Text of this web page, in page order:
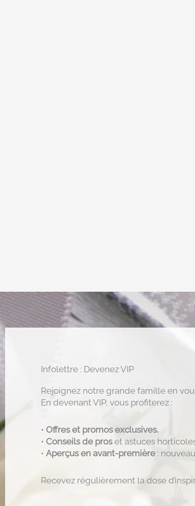
Infolettre : Devenez VIP
Rejoignez notre grande famille en
En devenant VIP, vous profiterez :
• Offres et promos exclusives.
• Conseils de proset astuces
• Aperçus en avant-première :
Recevez régulièrement la dose